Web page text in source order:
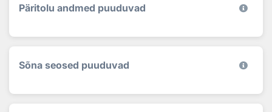
Päritolu andmed puuduvad
Sõna seosed puuduvad